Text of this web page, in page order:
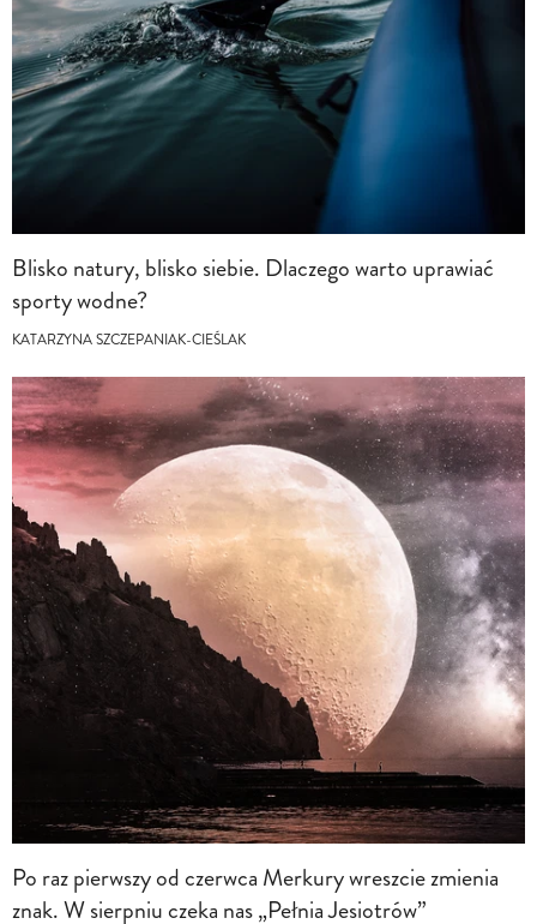
Blisko natury, blisko siebie. Dlaczego warto uprawiać
sporty wodne?
KATARZYNA SZCZEPANIAK-CIEŚLAK
Po raz pierwszy od czerwca Merkury wreszcie zmienia
znak. W sierpniu czeka nas „Pełnia Jesiotrów”